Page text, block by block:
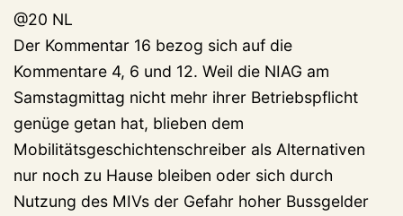
@20 NL
Der Kommentar 16 bezog sich auf die
Kommentare 4, 6 und 12. Weil die NIAG am
Samstagmittag nicht mehr ihrer Betriebspflicht
genüge getan hat, blieben dem
Mobilitätsgeschichtenschreiber als Alternativen
nur noch zu Hause bleiben oder sich durch
Nutzung des MIVs der Gefahr hoher Bussgelder